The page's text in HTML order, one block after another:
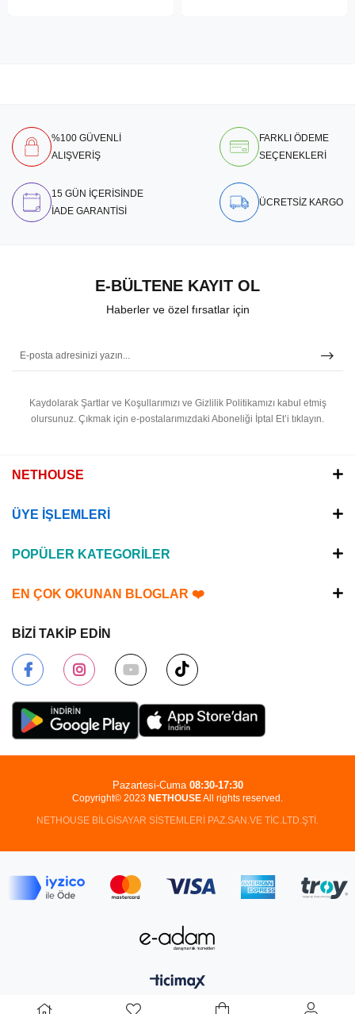
%100 GÜVENLİ
ALIŞVERİŞ
FARKLI ÖDEME
SEÇENEKLERİ
15 GÜN İÇERİSİNDE
İADE GARANTİSİ
ÜCRETSİZ KARGO
E-BÜLTENE KAYIT OL
Haberler ve özel fırsatlar için
Kaydolarak Şartlar ve Koşullarımızı ve Gizlilik Politikamızı kabul etmiş
olursunuz. Çıkmak için e-postalarımızdaki Aboneliği İptal Et’i tıklayın.
NETHOUSE
ÜYE İŞLEMLERİ
POPÜLER KATEGORİLER
EN ÇOK OKUNAN BLOGLAR ❤️
BİZİ TAKİP EDİN
Copyright© 2023 NETHOUSEAll rights reserved.
NETHOUSE BİLGİSAYAR SİSTEMLERİ PAZ.SAN.VE TİC.LTD.ŞTİ.
Pazartesi-Cuma 08:30-17:30